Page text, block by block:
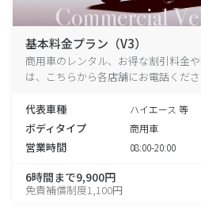
基本料金プラン（V3）
商用車のレンタル、お得な割引料金
は、こちらから各店舗にお電話くださ
代表車種 ハイエース 等
ボディタイプ 商用車
営業時間 08:00-20:00
6時間まで9,900円
免責補償制度1,100円